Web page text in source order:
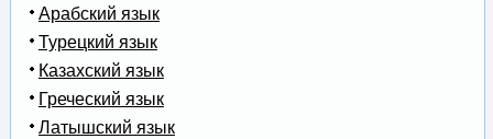
Арабский язык
Турецкий язык
Казахский язык
Греческий язык
Латышский язык